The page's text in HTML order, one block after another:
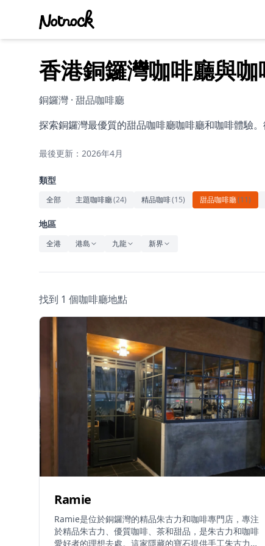
香港銅鑼灣咖啡廳與咖
銅鑼灣 · 甜品咖啡廳
探索銅鑼灣最優質的甜品咖啡廳咖啡廳和咖啡體驗
最後更新：2026年4月
類型
全部 主題咖啡廳(24) 精品咖啡(15) 甜品咖啡廳(11)
地區
全港 港島 九龍 新界
找到 1 個咖啡廳地點
Ramie
Ramie是位於銅鑼灣的精品朱古力和咖啡專門店，專注
於精品朱古力、優質咖啡、茶和甜品，是朱古力和咖啡
愛好者的理想去處。這家隱藏的寶石提供手工朱古力創